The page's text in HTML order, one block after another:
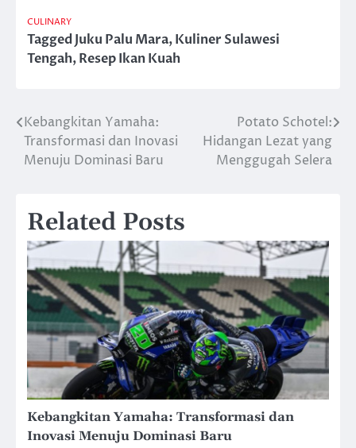
CULINARY
TaggedJuku Palu Mara,Kuliner Sulawesi
Tengah,Resep Ikan Kuah
Post
navigation
Kebangkitan Yamaha:
Transformasi dan Inovasi
Menuju Dominasi Baru
Potato Schotel:
Hidangan Lezat yang
Menggugah Selera
Related Posts
Kebangkitan Yamaha: Transformasi dan
Inovasi Menuju Dominasi Baru